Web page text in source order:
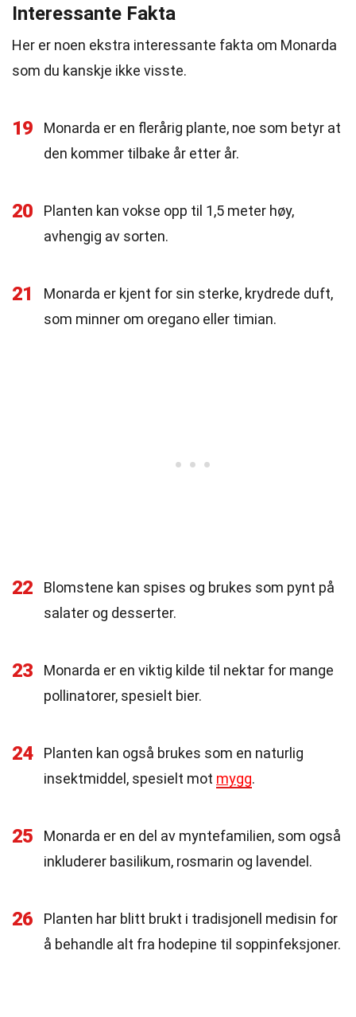
Interessante Fakta
Her er noen ekstra interessante fakta om Monarda
som du kanskje ikke visste.
19
Monarda er en flerårig plante, noe som betyr at
den kommer tilbake år etter år.
20
Planten kan vokse opp til 1,5 meter høy,
avhengig av sorten.
21
Monarda er kjent for sin sterke, krydrede duft,
som minner om oregano eller timian.
22
Blomstene kan spises og brukes som pynt på
salater og desserter.
23
Monarda er en viktig kilde til nektar for mange
pollinatorer, spesielt bier.
24
Planten kan også brukes som en naturlig
insektmiddel, spesielt mot mygg.
25
Monarda er en del av myntefamilien, som også
inkluderer basilikum, rosmarin og lavendel.
26
Planten har blitt brukt i tradisjonell medisin for
å behandle alt fra hodepine til soppinfeksjoner.